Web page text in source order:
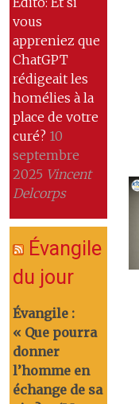
vous
appreniez que
ChatGPT
rédigeait les
homélies à la
place de votre
curé? 10
septembre
2025 Vincent
Delcorps
Évangile
du jour
Évangile :
« Que pourra
donner
l’homme en
échange de sa